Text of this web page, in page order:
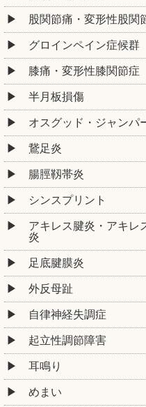
股関節痛・変形性股関
グロインペイン症候群
膝痛・変形性膝関節症
半月板損傷
オスグッド・ジャンパ
鵞足炎
腸脛靱帯炎
シンスプリント
アキレス腱炎・アキレ
炎
足底腱膜炎
外反母趾
自律神経失調症
起立性調節障害
耳鳴り
めまい